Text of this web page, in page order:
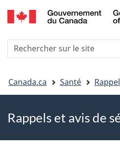
to
to
à
Recherche
Vous
êtes
ici
Canada.ca Santé
Rappels et avis de